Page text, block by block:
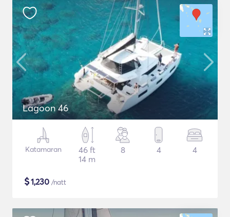
Lagoon 46
Katamaran
46 ft
14 m
8 4 4
$1,230 /natt